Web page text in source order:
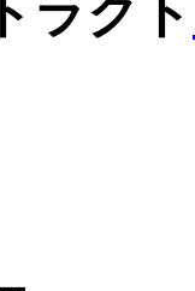
ラクト